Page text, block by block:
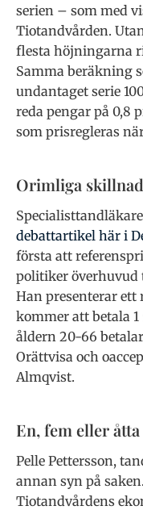
serien – som med
Tiotandvården.
flesta höjningarna
Samma beräkning
undantaget serie
reda pengar på 0,8
som prisregleras
Orimliga
debattartikel här i
första att
politiker överhuvud
Han presenterar ett
kommer att betala 1
åldern 20-66
Orättvisa och
Almqvist.
En, fem eller
Pelle Pettersson,
annan syn på
Tiotandvårdens